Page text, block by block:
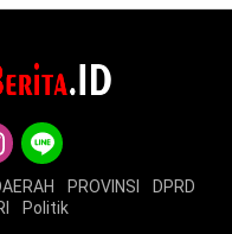
PROVINSI
DPRD
Politik